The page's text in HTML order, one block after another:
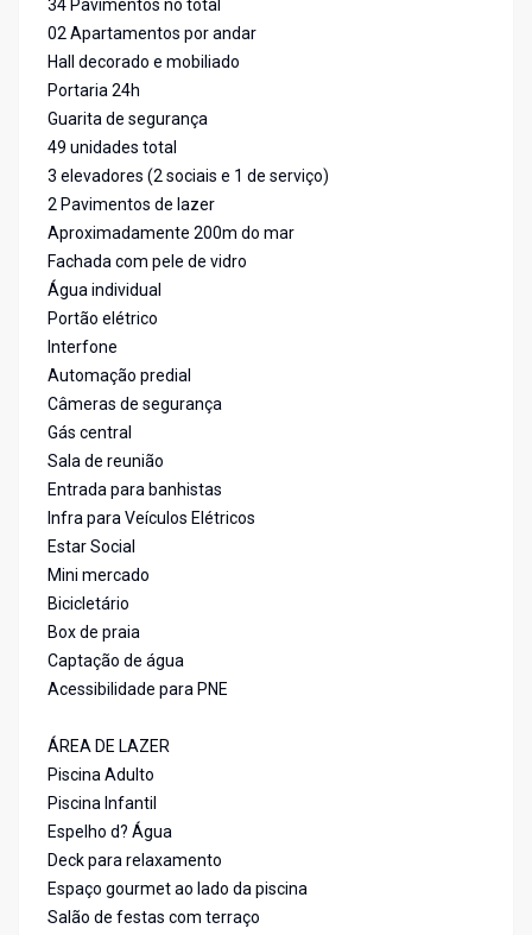
34 Pavimentos no total
02 Apartamentos por andar
Hall decorado e mobiliado
Portaria 24h
Guarita de segurança
49 unidades total
3 elevadores (2 sociais e 1 de serviço)
2 Pavimentos de lazer
Aproximadamente 200m do mar
Fachada com pele de vidro
Água individual
Portão elétrico
Interfone
Automação predial
Câmeras de segurança
Gás central
Sala de reunião
Entrada para banhistas
Infra para Veículos Elétricos
Estar Social
Mini mercado
Bicicletário
Box de praia
Captação de água
Acessibilidade para PNE
ÁREA DE LAZER
Piscina Adulto
Piscina Infantil
Espelho d? Água
Deck para relaxamento
Espaço gourmet ao lado da piscina
Salão de festas com terraço